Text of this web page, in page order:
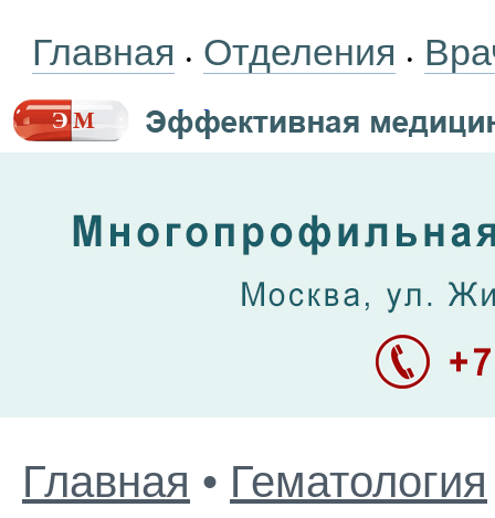
Главная • Отделения •
Главная • Гематология